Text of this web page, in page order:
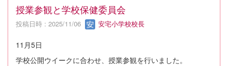
授業参観と学校保健委員会
投稿日時 : 2025/11/06 安宅小学校校長
11月5日
学校公開ウイークに合わせ、授業参観を行いました。